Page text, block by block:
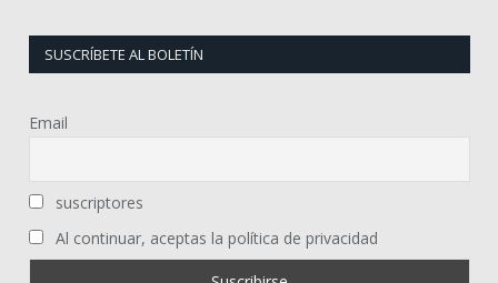
SUSCRÍBETE AL BOLETÍN
Email
suscriptores
Al continuar, aceptas la política de privacidad